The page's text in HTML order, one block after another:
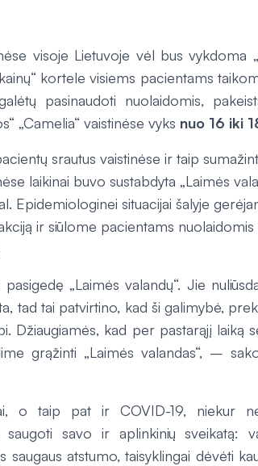
visoje Lietuvoje vėl bus vykdoma
kortele visiems pacientams
pasinaudoti nuolaidomis,
„Camelia“ vaistinėse vyks nuo 16 iki
srautus vaistinėse ir taip
laikinai buvo sustabdyta „Laimės
Epidemiologinei situacijai šalyje
ir siūlome pacientams
„Laimės valandų“. Jie
tad tai patvirtino, kad ši galimybė,
Džiaugiamės, kad per pastarąjį laiką
grąžinti „Laimės valandas“, –
o taip pat ir COVID-19, niekur
saugoti savo ir aplinkinių sveikatą:
saugaus atstumo, taisyklingai dėvėti